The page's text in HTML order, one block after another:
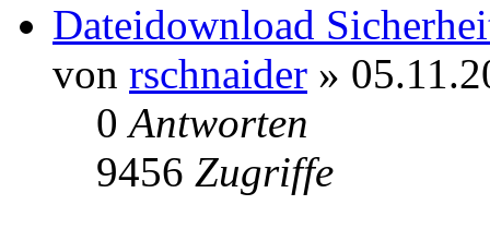
Dateidownload
von rschnaider »
0Antworten
9456 Zugriffe